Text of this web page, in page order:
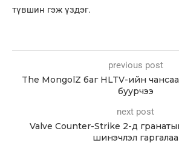
түвшин гэж үздэг.
previous post
The MongolZ баг HLTV-ийн
буурчээ
next post
Valve Counter-Strike 2-д
шинэчлэл гаргалаа